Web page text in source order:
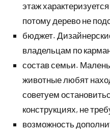
этаж
потому дерево не
бюджет.
владельцам по
состав семьи.
животные любят
советуем
конструкциях, не
возможность